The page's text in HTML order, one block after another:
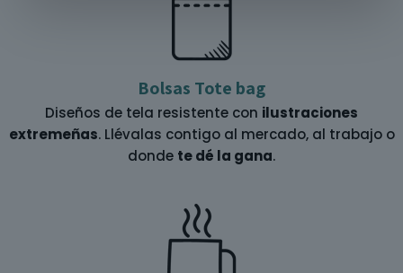
Bolsas Tote bag
Diseños de tela resistente con ilustraciones
extremeñas. Llévalas contigo al mercado, al trabajo o
donde te dé la gana.